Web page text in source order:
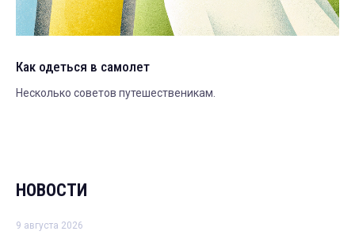
Как одеться в самолет
Несколько советов путешественикам.
НОВОСТИ
9 августа 2026